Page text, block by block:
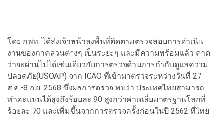
โดย กพท. ได้ส่งเจ้าหน้าลงพื้นที่ติดตามตรวจสอบการดำเนิน
งานของภาคส่วนต่างๆ เป็นระยะๆ และมีความพร้อมแล้ว คาด
ว่าจะผ่านไปได้เช่นเดียวกับการตรวจด้านการกำกับดูแลความ
ปลอดภัย(USOAP) จาก ICAO ที่เข้ามาตรวจระหว่างวันที่ 27
ส.ค.-8 ก.ย. 2568 ซึ่งผลการตรวจ พบว่า ประเทศไทยสามารถ
ทำคะแนนได้สูงถึงร้อยละ 90 สูงกว่าค่าเฉลี่ยมาตรฐานโลกที่
ร้อยละ 70 และเพิ่มขึ้นจากการตรวจครั้งก่อนในปี 2562 ที่ไทย